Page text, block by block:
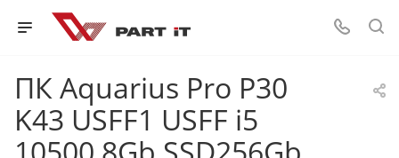
ПК Aquarius Pro P30
K43 USFF1 USFF i5